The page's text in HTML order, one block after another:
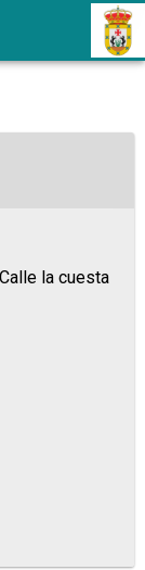
la cuesta